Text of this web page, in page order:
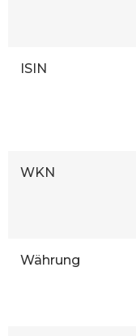
ISIN
WKN
Währung